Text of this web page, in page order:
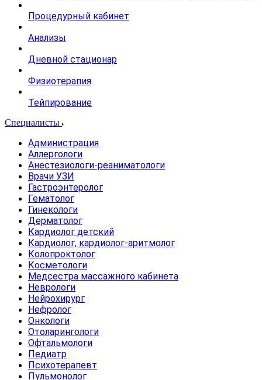
Процедурный кабинет
Анализы
Дневной стационар
Физиотерапия
Тейпирование
Специалисты
Администрация
Аллергологи
Анестезиологи-реаниматологи
Врачи УЗИ
Гастроэнтеролог
Гематолог
Гинекологи
Дерматолог
Кардиолог детский
Кардиолог, кардиолог-аритмолог
Колопроктолог
Косметологи
Медсестра массажного кабинета
Неврологи
Нейрохирург
Нефролог
Онкологи
Отоларингологи
Офтальмологи
Педиатр
Психотерапевт
Пульмонолог